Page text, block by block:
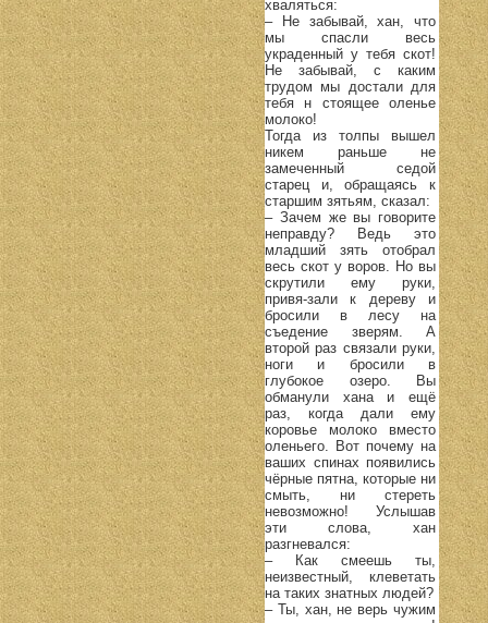
хваляться:
– Не забывай, хан, что
мы спасли весь
украденный у тебя скот!
Не забывай, с каким
трудом мы достали для
тебя н стоящее оленье
молоко!
Тогда из толпы вышел
никем раньше не
замеченный седой
старец и, обращаясь к
старшим зятьям, сказал:
– Зачем же вы говорите
неправду? Ведь это
младший зять отобрал
весь скот у воров. Но вы
скрутили ему руки,
привя-зали к дереву и
бросили в лесу на
съедение зверям. А
второй раз связали руки,
ноги и бросили в
глубокое озеро. Вы
обманули хана и ещё
раз, когда дали ему
коровье молоко вместо
оленьего. Вот почему на
ваших спинах появились
чёрные пятна, которые ни
смыть, ни стереть
невозможно! Услышав
эти слова, хан
разгневался:
– Как смеешь ты,
неизвестный, клеветать
на таких знатных людей?
– Ты, хан, не верь чужим